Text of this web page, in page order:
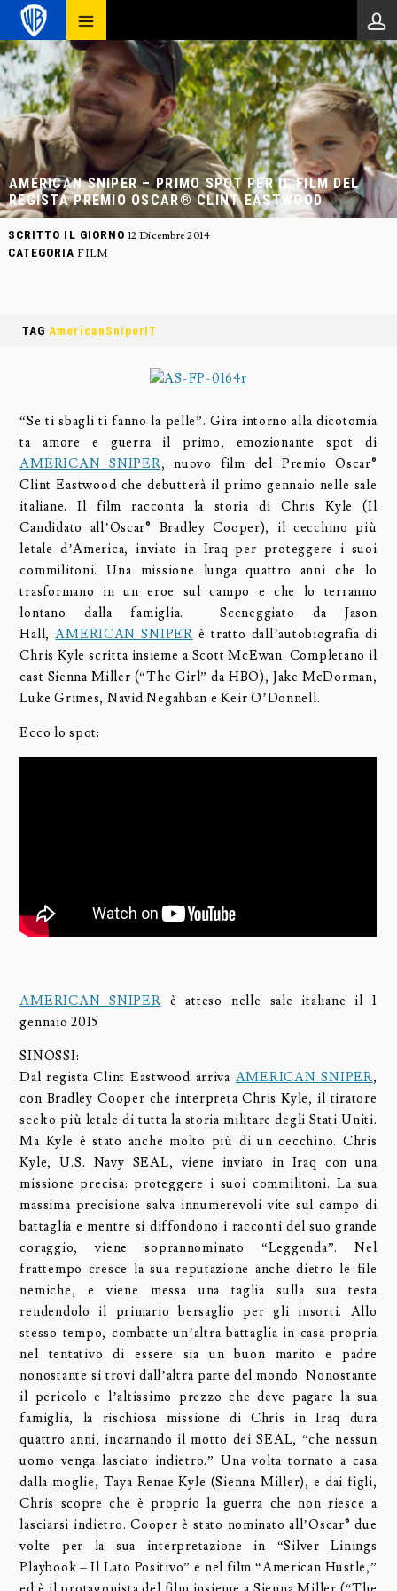
AMERICAN SNIPER – PRIMO SPOT PER IL FILM DEL
REGISTA PREMIO OSCAR® CLINT EASTWOOD
SCRITTO IL GIORNO 12 Dicembre 2014
CATEGORIA FILM
TAGAmericanSniperIT
“Se ti sbagli ti fanno la pelle”. Gira intorno alla dicotomia
ta amore e guerra il primo, emozionante spot di
AMERICAN SNIPER, nuovo film del Premio Oscar®
Clint Eastwood che debutterà il primo gennaio nelle sale
italiane. Il film racconta la storia di Chris Kyle (Il
Candidato all’Oscar® Bradley Cooper), il cecchino più
letale d’America, inviato in Iraq per proteggere i suoi
commilitoni. Una missione lunga quattro anni che lo
trasformano in un eroe sul campo e che lo terranno
lontano dalla famiglia. Sceneggiato da Jason
Hall,AMERICAN SNIPER è tratto dall’autobiografia di
Chris Kyle scritta insieme a Scott McEwan. Completano il
cast Sienna Miller (“The Girl” da HBO), Jake McDorman,
Luke Grimes, Navid Negahban e Keir O’Donnell.
Ecco lo spot:
AMERICAN SNIPER è atteso nelle sale italiane il 1
gennaio 2015
SINOSSI:
Dal regista Clint Eastwood arriva AMERICAN SNIPER,
con Bradley Cooper che interpreta Chris Kyle, il tiratore
scelto più letale di tutta la storia militare degli Stati Uniti.
Ma Kyle è stato anche molto più di un cecchino. Chris
Kyle, U.S. Navy SEAL, viene inviato in Iraq con una
missione precisa: proteggere i suoi commilitoni. La sua
massima precisione salva innumerevoli vite sul campo di
battaglia e mentre si diffondono i racconti del suo grande
coraggio, viene soprannominato “Leggenda”. Nel
frattempo cresce la sua reputazione anche dietro le file
nemiche, e viene messa una taglia sulla sua testa
rendendolo il primario bersaglio per gli insorti. Allo
stesso tempo, combatte un’altra battaglia in casa propria
nel tentativo di essere sia un buon marito e padre
nonostante si trovi dall’altra parte del mondo. Nonostante
il pericolo e l’altissimo prezzo che deve pagare la sua
famiglia, la rischiosa missione di Chris in Iraq dura
quattro anni, incarnando il motto dei SEAL, “che nessun
uomo venga lasciato indietro.” Una volta tornato a casa
dalla moglie, Taya Renae Kyle (Sienna Miller), e dai figli,
Chris scopre che è proprio la guerra che non riesce a
lasciarsi indietro. Cooper è stato nominato all’Oscar® due
volte per la sua interpretazione in “Silver Linings
Playbook – Il Lato Positivo” e nel film “American Hustle,”